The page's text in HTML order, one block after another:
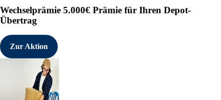
Wechselprämie 5.000€ Prämie für Ihren Depot-
Übertrag
Zur Aktion